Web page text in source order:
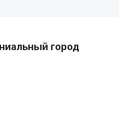
город